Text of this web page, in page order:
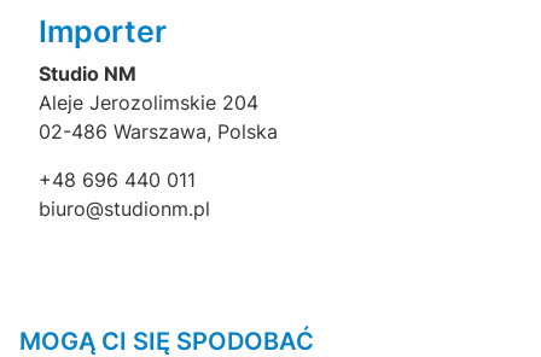
Importer
Studio NM
Aleje Jerozolimskie 204
02-486 Warszawa, Polska
+48 696 440 011
biuro@studionm.pl
MOGĄ CI SIĘ SPODOBAĆ